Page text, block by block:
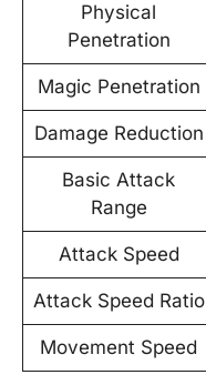
Physical
Penetration
Magic Penetration
Damage Reduction
Basic Attack
Range
Attack Speed
Attack Speed Ratio
Movement Speed